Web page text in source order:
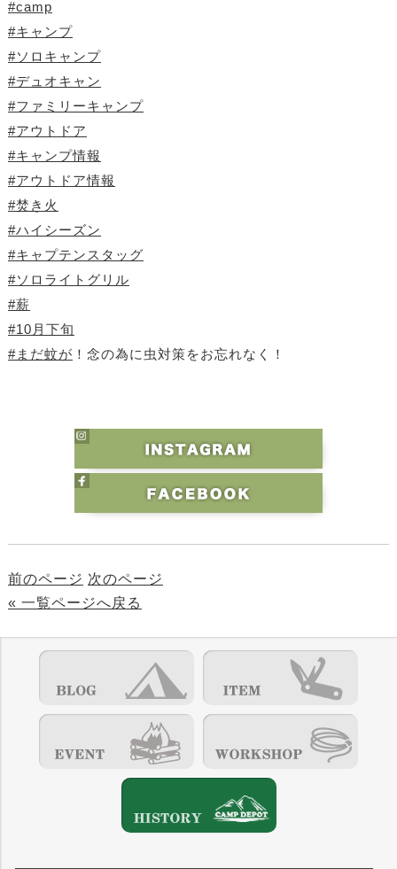
#camp
#キャンプ
#ソロキャンプ
#デュオキャン
#ファミリーキャンプ
#アウトドア
#キャンプ情報
#アウトドア情報
#焚き火
#ハイシーズン
#キャプテンスタッグ
#ソロライトグリル
#薪
#10月下旬
#まだ蚊が ！念の為に虫対策をお忘れなく！
前のページ 次のページ
« 一覧ページへ戻る